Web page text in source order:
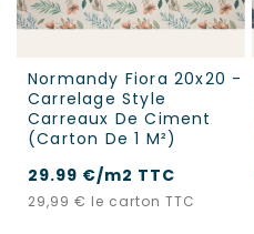
Normandy Fiora 20x20 -
Carrelage Style
Carreaux De Ciment
(carton De 1 M²)
29.99 €/m2 TTC
29,99 € le carton TTC